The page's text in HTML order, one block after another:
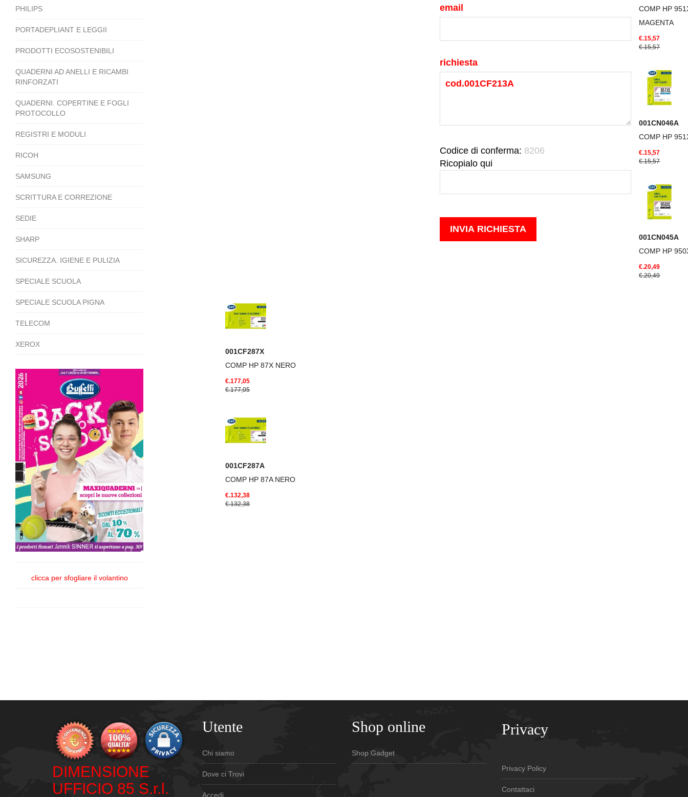
PHILIPS
PORTADEPLIANT E LEGGII
PRODOTTI ECOSOSTENIBILI
QUADERNI AD ANELLI E RICAMBI
RINFORZATI
QUADERNI. COPERTINE E FOGLI
PROTOCOLLO
REGISTRI E MODULI
RICOH
SAMSUNG
SCRITTURA E CORREZIONE
SEDIE
SHARP
SICUREZZA. IGIENE E PULIZIA
SPECIALE SCUOLA
SPECIALE SCUOLA PIGNA
TELECOM
XEROX
clicca per sfogliare il volantino
email
richiesta
Codice di conferma: 8206
Ricopialo qui
COMP HP
MAGENTA
€.15,57
€.15,57
001CN046A
COMP HP
€.15,57
€.15,57
001CN045A
COMP HP
€.20,49
€.20,49
001CF287X
COMP HP 87X NERO
€.177,05
€.177,05
001CF287A
COMP HP 87A NERO
€.132,38
€.132,38
DIMENSIONE
UFFICIO 85 S.r.l.
Utente
Chi siamo
Dove ci Trovi
Accedi
Shop online
Shop Gadget
Privacy
Privacy Policy
Contattaci